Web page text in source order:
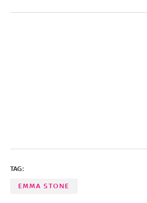
TAG:
EMMA STONE